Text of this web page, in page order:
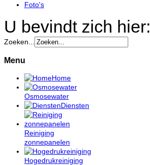
Foto's
U bevindt zich hier:
Zoeken...
Menu
Home
Osmosewater
Diensten
Reiniging
zonnepanelen
Hogedrukreiniging